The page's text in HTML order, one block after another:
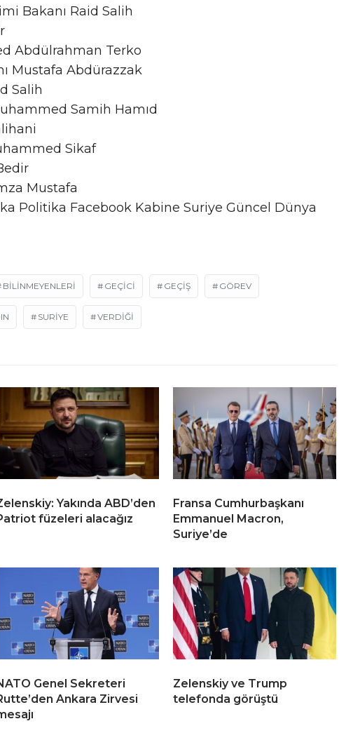
Bakanı Raid Salih
Abdülrahman Terko
Mustafa Abdürazzak
Salih
Samih Hamıd
Sikaf
Mustafa
Politika Facebook Kabine Suriye Güncel Dünya
BILINMEYENLERI GEÇICI GEÇİŞ GÖREV
SURIYE VERDIĞI
Yakında ABD’den
füzeleri alacağız
Fransa Cumhurbaşkanı
Emmanuel Macron,
Suriye’de
Genel Sekreteri
Ankara Zirvesi
Zelenskiy ve Trump
telefonda görüştü